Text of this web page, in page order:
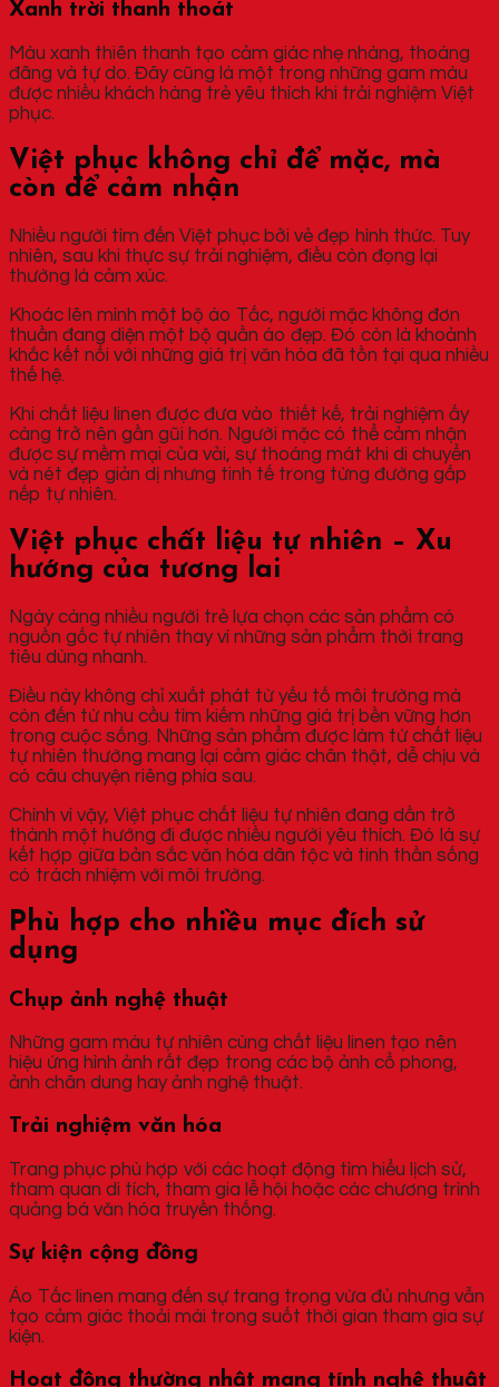
Xanh trời thanh thoát
Màu xanh thiên thanh tạo cảm giác nhẹ nhàng, thoáng
đãng và tự do. Đây cũng là một trong những gam màu
được nhiều khách hàng trẻ yêu thích khi trải nghiệm Việt
phục.
Việt phục không chỉ để mặc, mà
còn để cảm nhận
Nhiều người tìm đến Việt phục bởi vẻ đẹp hình thức. Tuy
nhiên, sau khi thực sự trải nghiệm, điều còn đọng lại
thường là cảm xúc.
Khoác lên mình một bộ áo Tấc, người mặc không đơn
thuần đang diện một bộ quần áo đẹp. Đó còn là khoảnh
khắc kết nối với những giá trị văn hóa đã tồn tại qua nhiều
thế hệ.
Khi chất liệu linen được đưa vào thiết kế, trải nghiệm ấy
càng trở nên gần gũi hơn. Người mặc có thể cảm nhận
được sự mềm mại của vải, sự thoáng mát khi di chuyển
và nét đẹp giản dị nhưng tinh tế trong từng đường gấp
nếp tự nhiên.
Việt phục chất liệu tự nhiên – Xu
hướng của tương lai
Ngày càng nhiều người trẻ lựa chọn các sản phẩm có
nguồn gốc tự nhiên thay vì những sản phẩm thời trang
tiêu dùng nhanh.
Điều này không chỉ xuất phát từ yếu tố môi trường mà
còn đến từ nhu cầu tìm kiếm những giá trị bền vững hơn
trong cuộc sống. Những sản phẩm được làm từ chất liệu
tự nhiên thường mang lại cảm giác chân thật, dễ chịu và
có câu chuyện riêng phía sau.
Chính vì vậy, Việt phục chất liệu tự nhiên đang dần trở
thành một hướng đi được nhiều người yêu thích. Đó là sự
kết hợp giữa bản sắc văn hóa dân tộc và tinh thần sống
có trách nhiệm với môi trường.
Phù hợp cho nhiều mục đích sử
dụng
Chụp ảnh nghệ thuật
Những gam màu tự nhiên cùng chất liệu linen tạo nên
hiệu ứng hình ảnh rất đẹp trong các bộ ảnh cổ phong,
ảnh chân dung hay ảnh nghệ thuật.
Trải nghiệm văn hóa
Trang phục phù hợp với các hoạt động tìm hiểu lịch sử,
tham quan di tích, tham gia lễ hội hoặc các chương trình
quảng bá văn hóa truyền thống.
Sự kiện cộng đồng
Áo Tấc linen mang đến sự trang trọng vừa đủ nhưng vẫn
tạo cảm giác thoải mái trong suốt thời gian tham gia sự
kiện.
Hoạt động thường nhật mang tính nghệ thuật